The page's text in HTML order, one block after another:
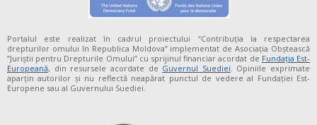
Portalul este realizat în cadrul proiectului “Contribuția la respectarea
drepturilor omului în Republica Moldova” implementat de Asociația Obștească
”Juriștii pentru Drepturile Omului” cu sprijinul financiar acordat de Fundaţia Est-
Europeană, din resursele acordate de Guvernul Suediei. Opiniile exprimate
aparţin autorilor şi nu reflectă neapărat punctul de vedere al Fundației Est-
Europene sau al Guvernului Suediei.